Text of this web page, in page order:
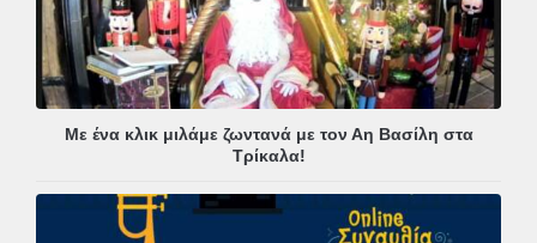
Με ένα κλικ μιλάμε ζωντανά με τον Αη Βασίλη στα
Τρίκαλα!